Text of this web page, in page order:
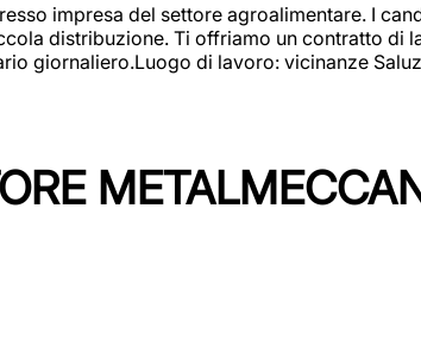
impresa del settore agroalimentare. I
distribuzione. Ti offriamo un contratto di
giornaliero.Luogo di lavoro: vicinanze